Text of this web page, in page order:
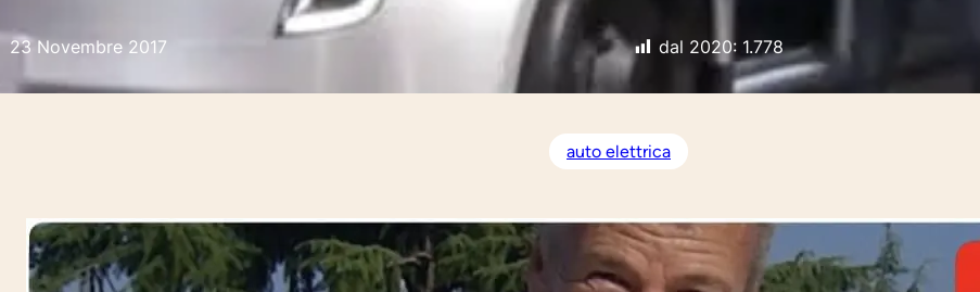
23 Novembre 2017 dal 2020: 1.778
auto elettrica